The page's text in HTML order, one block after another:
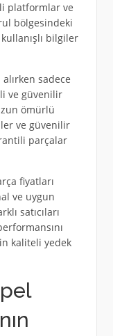
platformlar ve
bölgesindeki
bilgiler
sadece
ve güvenilir
ömürlü
ve güvenilir
parçalar
fiyatları
ve uygun
satıcıları
kaliteli yedek